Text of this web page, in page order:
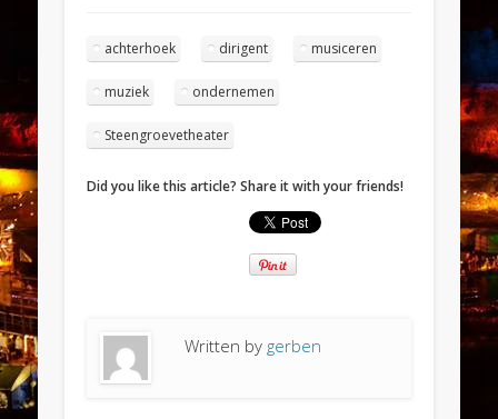
achterhoek dirigent musiceren
muziek ondernemen
Steengroevetheater
Did you like this article? Share it with your friends!
Written by gerben